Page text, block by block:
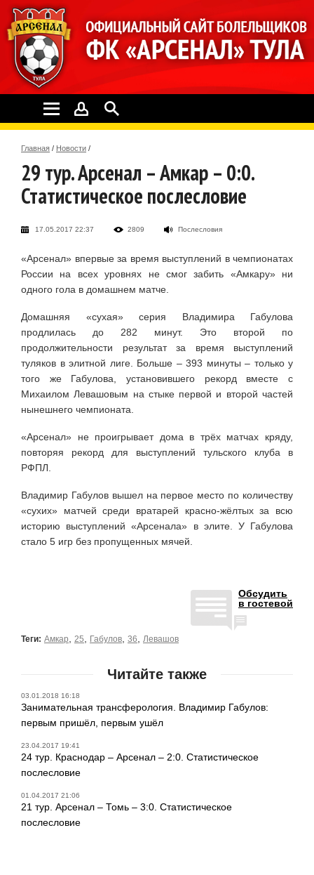
Главная / Новости /
29 тур. Арсенал – Амкар – 0:0.
Статистическое послесловие
17.05.2017 22:37 2809 Послесловия
«Арсенал» впервые за время выступлений в чемпионатах
России на всех уровнях не смог забить «Амкару» ни
одного гола в домашнем матче.
Домашняя «сухая» серия Владимира Габулова
продлилась до 282 минут. Это второй по
продолжительности результат за время выступлений
туляков в элитной лиге. Больше – 393 минуты – только у
того же Габулова, установившего рекорд вместе с
Михаилом Левашовым на стыке первой и второй частей
нынешнего чемпионата.
«Арсенал» не проигрывает дома в трёх матчах кряду,
повторяя рекорд для выступлений тульского клуба в
РФПЛ.
Владимир Габулов вышел на первое место по количеству
«сухих» матчей среди вратарей красно-жёлтых за всю
историю выступлений «Арсенала» в элите. У Габулова
стало 5 игр без пропущенных мячей.
Обсудить
в гостевой
Теги: Амкар 25 Габулов 36 Левашов
Читайте также
03.01.2018 16:18
Занимательная трансферология. Владимир Габулов:
первым пришёл, первым ушёл
23.04.2017 19:41
24 тур. Краснодар – Арсенал – 2:0. Статистическое
послесловие
01.04.2017 21:06
21 тур. Арсенал – Томь – 3:0. Статистическое
послесловие